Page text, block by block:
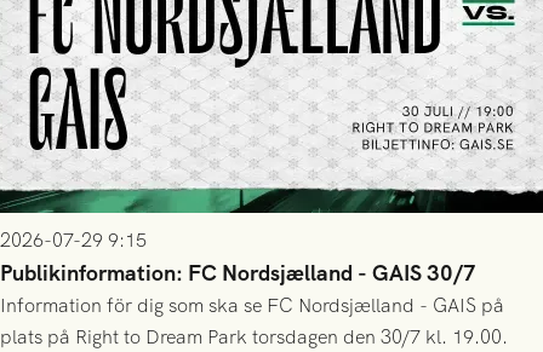
2026-07-29 9:15
Publikinformation: FC Nordsjælland - GAIS 30/7
Information för dig som ska se FC Nordsjælland - GAIS på
plats på Right to Dream Park torsdagen den 30/7 kl. 19.00.